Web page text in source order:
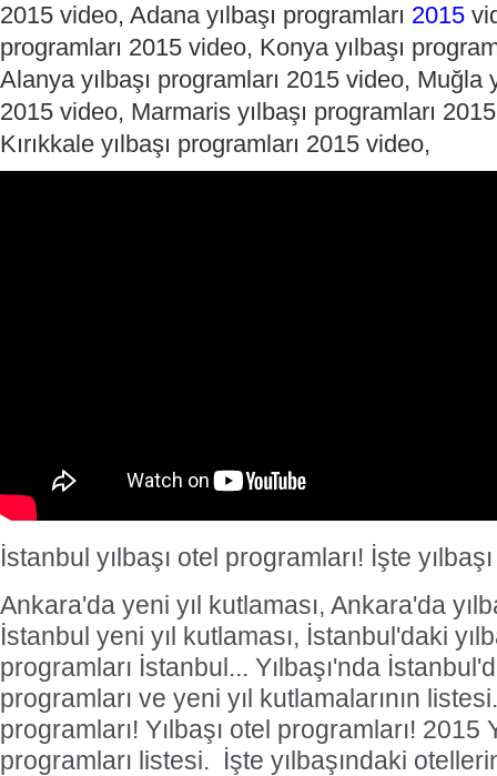
2015 video, Adana yılbaşı programları 2015
programları 2015 video, Konya yılbaşı
Alanya yılbaşı programları 2015 video, Muğla
2015 video, Marmaris yılbaşı programları
Kırıkkale yılbaşı programları 2015 video,
İstanbul yılbaşı otel programları! İşte
Ankara'da yeni yıl kutlaması, Ankara'da
İstanbul yeni yıl kutlaması, İstanbul'daki
programları İstanbul... Yılbaşı'nda
programları ve yeni yıl kutlamalarının
programları! Yılbaşı otel programları! 2015
programları listesi. İşte yılbaşındaki